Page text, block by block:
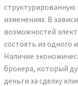
изменениях. В
возможностей
состоять из одного
Наличие
брокера, который
деньги за сделку